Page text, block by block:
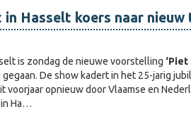
Hasselt koers naar
is zondag de nieuwe voorstelling
gegaan. De show kadert in het 25-jarig
voorjaar opnieuw door Vlaamse en
Ha…